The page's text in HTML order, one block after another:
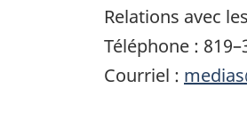
Relations avec
Téléphone :
Courriel :